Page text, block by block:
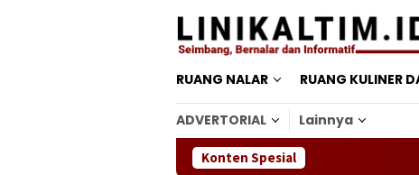
RUANG NALAR RUANG KULINER
ADVERTORIAL Lainnya
Konten Spesial